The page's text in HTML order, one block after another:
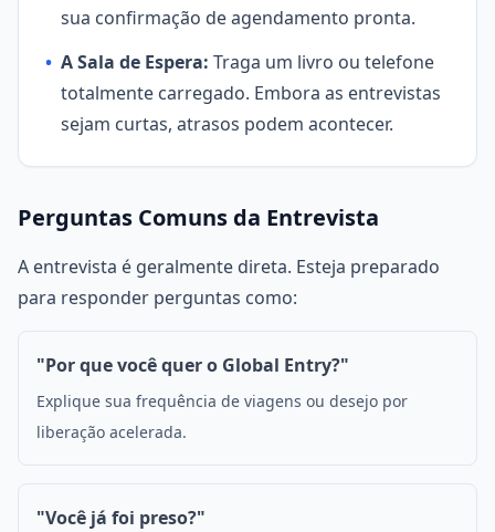
sua confirmação de agendamento pronta.
• A Sala de Espera: Traga um livro ou telefone
totalmente carregado. Embora as entrevistas
sejam curtas, atrasos podem acontecer.
Perguntas Comuns da Entrevista
A entrevista é geralmente direta. Esteja preparado
para responder perguntas como:
"Por que você quer o Global Entry?"
Explique sua frequência de viagens ou desejo por
liberação acelerada.
"Você já foi preso?"